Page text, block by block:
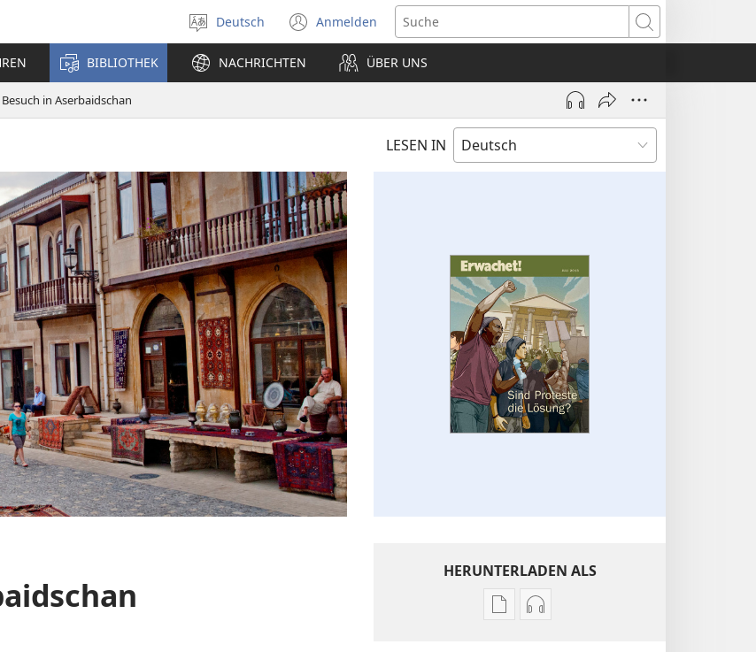
Sprache
auswählen
Deutsch Anmelden
(öffnet
neues
Fenster)
Suche
BIBLIOTHEK NACHRICHTEN ÜBER UNS
Besuch in Aserbaidschan
LESEN IN
HERUNTERLADEN ALS
Downloadoptionen
Downloadoptionen